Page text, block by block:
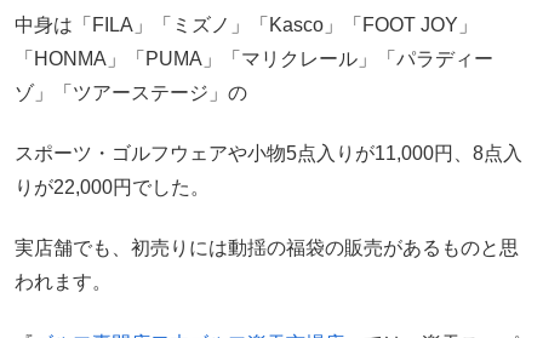
中身は「FILA」「ミズノ」「Kasco」「FOOT JOY」
「HONMA」「PUMA」「マリクレール」「パラディー
ゾ」「ツアーステージ」の
スポーツ・ゴルフウェアや小物5点入りが11,000円、8点入
りが22,000円でした。
実店舗でも、初売りには動揺の福袋の販売があるものと思
われます。